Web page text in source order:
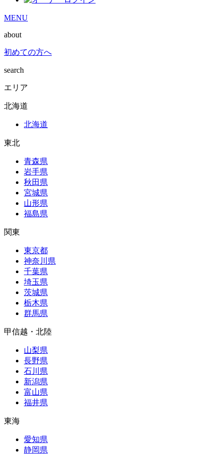
MENU
about
初めての方へ
search
エリア
北海道
北海道
東北
青森県
岩手県
秋田県
宮城県
山形県
福島県
関東
東京都
神奈川県
千葉県
埼玉県
茨城県
栃木県
群馬県
甲信越・北陸
山梨県
長野県
石川県
新潟県
富山県
福井県
東海
愛知県
静岡県